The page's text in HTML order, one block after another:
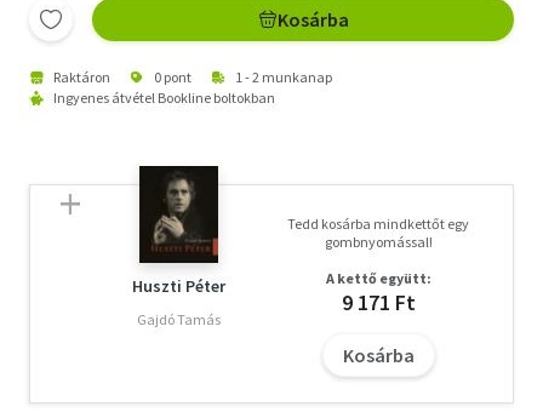
Kosárba
Raktáron 0 pont
1 - 2 munkanap
Ingyenes átvétel Bookline boltokban
Huszti Péter
Gajdó Tamás
Tedd kosárba mindkettőt egy
gombnyomással!
A kettő együtt:
9 171 Ft
Kosárba